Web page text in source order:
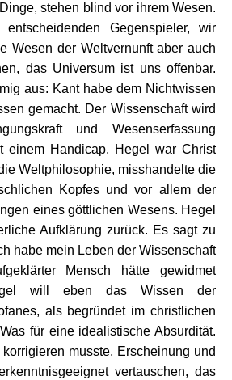
stehen blind vor ihrem Wesen.
Gegenspieler, wir
Wesen der Weltvernunft aber auch
das Universum ist uns offenbar.
aus: Kant habe dem Nichtwissen
gemacht. Der Wissenschaft wird
und Wesenserfassung
einem Handicap. Hegel war Christ
Weltphilosophie, misshandelte die
Kopfes und vor allem der
eines göttlichen Wesens. Hegel
Aufklärung zurück. Es sagt zu
habe mein Leben der Wissenschaft
Mensch hätte gewidmet
will eben das Wissen der
als begründet im christlichen
für eine idealistische Absurdität.
musste, Erscheinung und
vertauschen, das